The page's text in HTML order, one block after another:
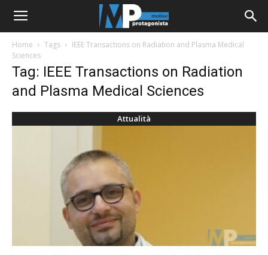
Home Tags
IEEE Transactions on Radiation and Plasma Medical
Sciences
Tag: IEEE Transactions on Radiation
and Plasma Medical Sciences
Attualità